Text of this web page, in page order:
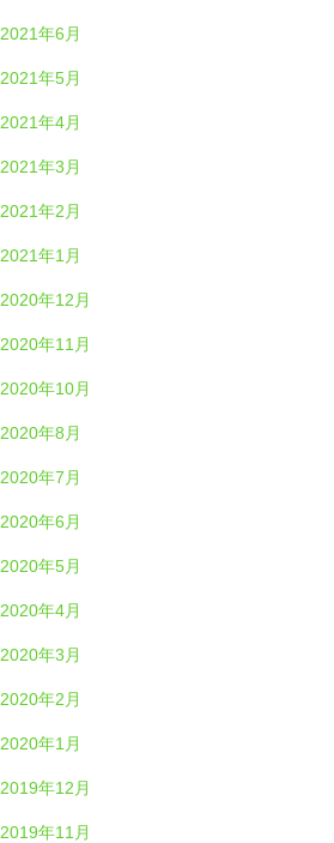
2021年6月
2021年5月
2021年4月
2021年3月
2021年2月
2021年1月
2020年12月
2020年11月
2020年10月
2020年8月
2020年7月
2020年6月
2020年5月
2020年4月
2020年3月
2020年2月
2020年1月
2019年12月
2019年11月